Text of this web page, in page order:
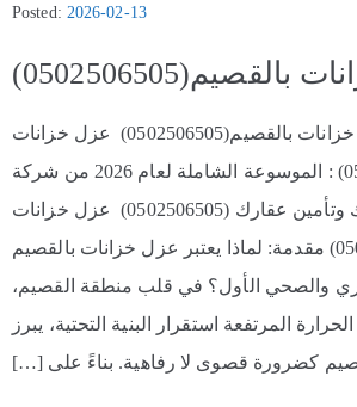
Posted: 2026-02-13
عزل خزانات بالقصيم(0502506505) عزل خزانات
بالقصيم(0502506505) : الموسوعة الشاملة لعام 2026 من شركة
النجم لحماية مياهك وتأمين عقارك (0502506505) عزل خزانات
بالقصيم(0502506505) مقدمة: لماذا يعتبر عزل خزانات بالقصيم
والصحي الأول؟ في قلب منطقة القصيم،
المرتفعة استقرار البنية التحتية، يبرز
كضرورة قصوى لا رفاهية. بناءً على […]